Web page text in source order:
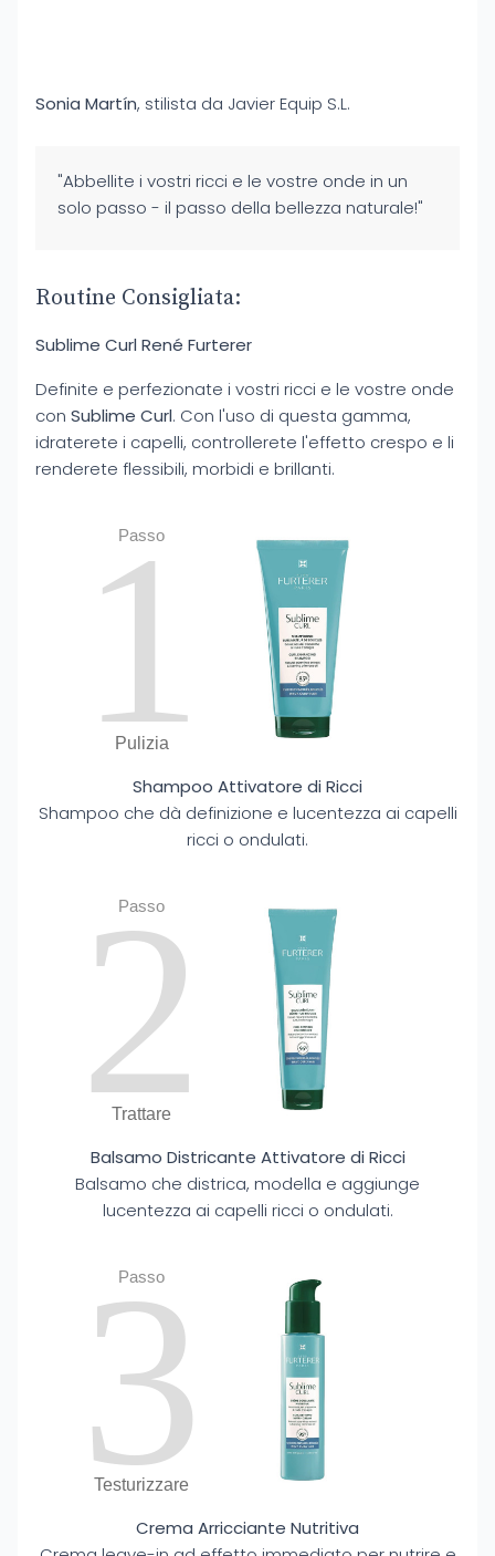
Sonia Martín, stilista da Javier Equip S.L.
"Abbellite i vostri ricci e le vostre onde in un
solo passo - il passo della bellezza naturale!"
Routine Consigliata:
Sublime Curl René Furterer
Definite e perfezionate i vostri ricci e le vostre onde
con Sublime Curl. Con l'uso di questa gamma,
idraterete i capelli, controllerete l'effetto crespo e li
renderete flessibili, morbidi e brillanti.
Passo
1
Pulizia
Shampoo Attivatore di Ricci
Shampoo che dà definizione e lucentezza ai capelli
ricci o ondulati.
Passo
2
Trattare
Balsamo Districante Attivatore di Ricci
Balsamo che districa, modella e aggiunge
lucentezza ai capelli ricci o ondulati.
Passo
3
Testurizzare
Crema Arricciante Nutritiva